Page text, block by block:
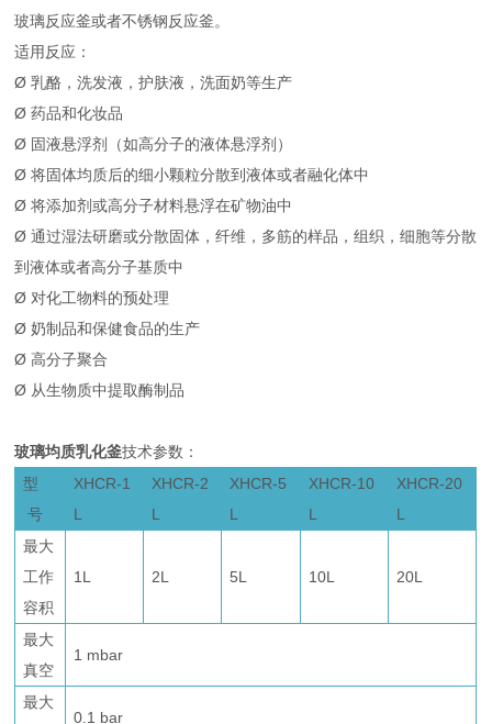
玻璃反应釜或者不锈钢反应釜。
适用反应：
Ø 乳酪，洗发液，护肤液，洗面奶等生产
Ø 药品和化妆品
Ø 固液悬浮剂（如高分子的液体悬浮剂）
Ø 将固体均质后的细小颗粒分散到液体或者融化体中
Ø 将添加剂或高分子材料悬浮在矿物油中
Ø 通过湿法研磨或分散固体，纤维，多筋的样品，组织，细胞等分散
到液体或者高分子基质中
Ø 对化工物料的预处理
Ø 奶制品和保健食品的生产
Ø 高分子聚合
Ø 从生物质中提取酶制品
玻璃均质乳化釜技术参数：
型
号
XHCR-1
L
XHCR-2
L
XHCR-5
L
XHCR-10
L
XHCR-20
L
最大
工作
容积
1L 2L 5L 10L 20L
最大
真空
1 mbar
最大
0.1 bar